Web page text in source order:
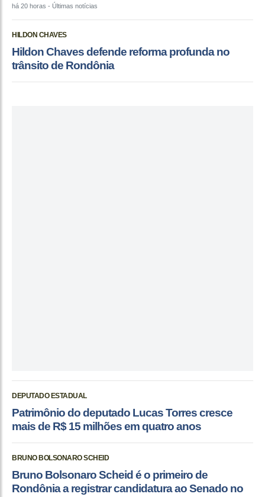
há 20 horas - Últimas notícias
HILDON CHAVES
Hildon Chaves defende reforma profunda no
trânsito de Rondônia
DEPUTADO ESTADUAL
Patrimônio do deputado Lucas Torres cresce
mais de R$ 15 milhões em quatro anos
BRUNO BOLSONARO SCHEID
Bruno Bolsonaro Scheid é o primeiro de
Rondônia a registrar candidatura ao Senado no